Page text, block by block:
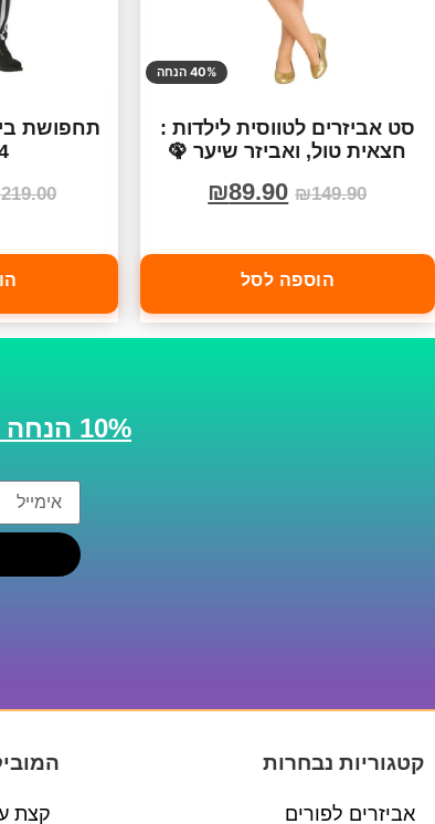
40% הנחה
סט אביזרים לטווסית לילדות :
חצאית טול, ואביזר שיער 🦚
₪149.90
₪89.90
הוספה לסל
תחפושת
219.00
10% הנחה בקנייה הבאה
קטגוריות נבחרות
אביזרים לפורים קצת